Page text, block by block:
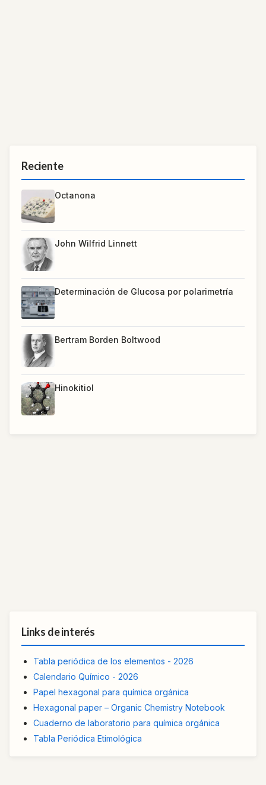
Reciente
Octanona
John Wilfrid Linnett
Determinación de Glucosa por polarimetría
Bertram Borden Boltwood
Hinokitiol
Links de interés
Tabla periódica de los elementos - 2026
Calendario Químico - 2026
Papel hexagonal para química orgánica
Hexagonal paper – Organic Chemistry Notebook
Cuaderno de laboratorio para química orgánica
Tabla Periódica Etimológica